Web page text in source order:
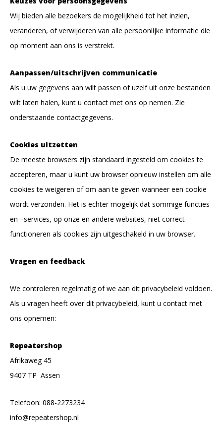
Wij bieden alle bezoekers de mogelijkheid tot het inzien,
veranderen, of verwijderen van alle persoonlijke informatie die
op moment aan ons is verstrekt.
Aanpassen/uitschrijven communicatie
Als u uw gegevens aan wilt passen of uzelf uit onze bestanden
wilt laten halen, kunt u contact met ons op nemen. Zie
onderstaande contactgegevens.
Cookies uitzetten
De meeste browsers zijn standaard ingesteld om cookies te
accepteren, maar u kunt uw browser opnieuw instellen om alle
cookies te weigeren of om aan te geven wanneer een cookie
wordt verzonden. Het is echter mogelijk dat sommige functies
en –services, op onze en andere websites, niet correct
functioneren als cookies zijn uitgeschakeld in uw browser.
Vragen en feedback
We controleren regelmatig of we aan dit privacybeleid voldoen.
Als u vragen heeft over dit privacybeleid, kunt u contact met
ons opnemen:
Repeatershop
Afrikaweg 45
9407 TP Assen
Telefoon: 088-2273234
info@repeatershop.nl